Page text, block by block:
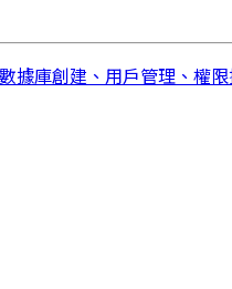
庫創建、用戶管理、權